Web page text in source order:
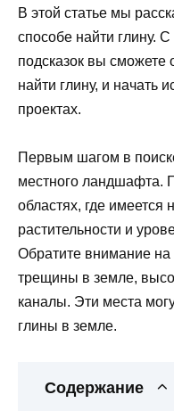
В этой статье мы
способе найти глину.
подсказок вы сможете
найти глину, и начать
проектах.
Первым шагом в
местного ландшафта.
областях, где имеется
растительности и
Обратите внимание на
трещины в земле,
каналы. Эти места
глины в земле.
Содержание